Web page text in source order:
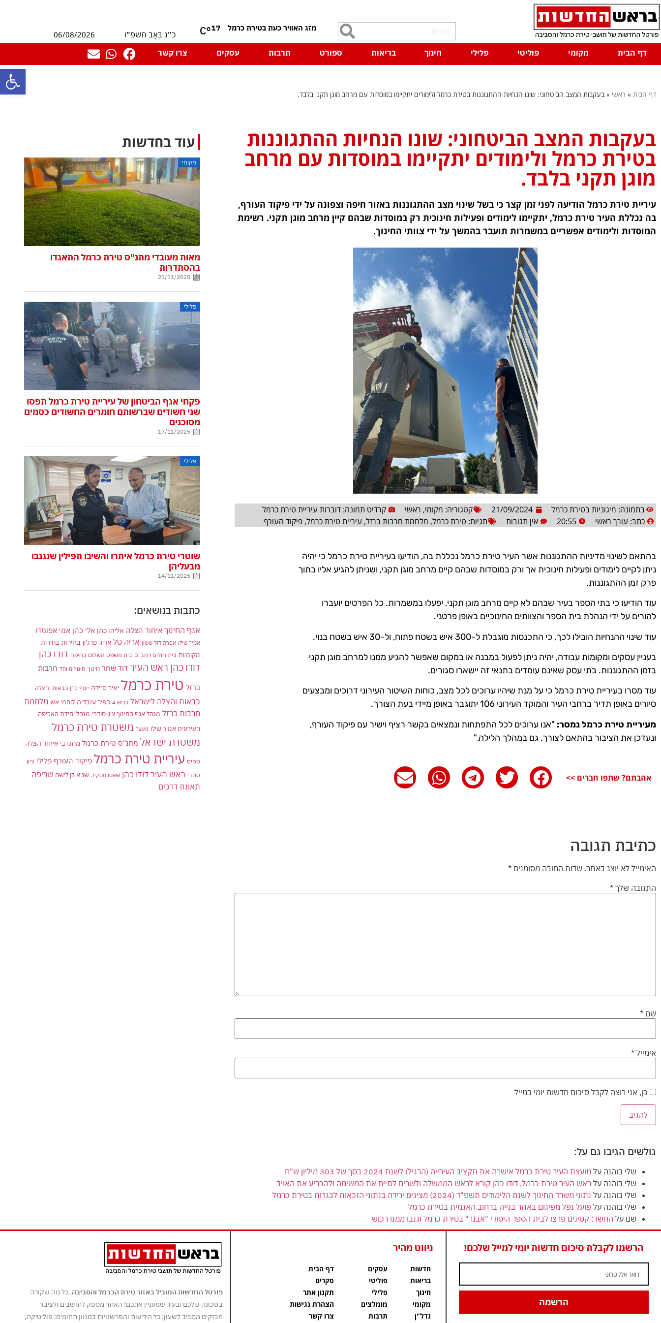
פתח
17
°C כ״ג בְּאָב תשפ״ו
06/08/2026
דף הבית
מקומי פוליטי פלילי חינוך בריאות ספורט תרבות עסקים צרו קשר
דף הבית » ראשי »בעקבות המצב הביטחוני: שונו הנחיות ההתגוננות בטירת כרמל ולימודים יתקיימו במוסדות עם מרחב מוגן תקני בלבד.
בעקבות המצב הביטחוני: שונו הנחיות ההתגוננות
בטירת כרמל ולימודים יתקיימו במוסדות עם מרחב
מוגן תקני בלבד.
עיריית טירת כרמל הודיעה לפני זמן קצר כי בשל שינוי מצב ההתגוננות באזור חיפה וצפונה על ידי פיקוד העורף,
בה נכללת העיר טירת כרמל, יתקיימו לימודים ופעילות חינוכית רק במוסדות שבהם קיין מרחב מוגן תקני. רשימת
המוסדות ולימודים אפשריים במשמרות תועבר בהמשך על ידי צוותי החינוך.
בתמונה: מיגוניות בטירת כרמל 21/09/2024 קטגוריה: מקומי, ראשי
קרדיט תמונה: דוברות עיריית טירת כרמל
כתב: עורך ראשי 20:55 אין תגובות תגיות: טירת כרמל, מלחמת חרבות ברזל, עיריית טירת כרמל, פיקוד העורף
בהתאם לשינוי מדיניות ההתגוננות אשר העיר טירת כרמל נכללת בה, הודיעו בעיריית טירת כרמל כי יהיה
ניתן לקיים לימודים ופעילות חינוכית אך ורק במוסדות שבהם קיים מרחב מוגן תקני, ושניתן להגיע אליו בתוך
פרק זמן ההתגוננות.
עוד הודיעו כי בתי הספר בעיר שבהם לא קיים מרחב מוגן תקני, יפעלו במשמרות. כל הפרטים יועברו
להורים על ידי הנהלת בית הספר והצוותים החינוכיים באופן פרטני.
עוד שינוי ההנחיות הובילו לכך, כי התכנסות מוגבלת ל-300 איש בשטח פתוח, ול-30 איש בשטח בנוי.
בעניין עסקים ומקומות עבודה, יהיה ניתן לפעול במבנה או במקום שאפשר להגיע ממנו למרחב מוגן תקני
בזמן ההתגוננות. בתי עסק שאינם עומדים בתנאי זה יישארו סגורים.
עוד מסרו בעיריית טירת כרמל כי על מנת שיהיו ערוכים לכל מצב, כוחות השיטור העירוני דרוכים ומבצעים
סיורים באופן תדיר ברחבי העיר והמוקד העירוני 106 יתוגבר באופן מיידי בעת הצורך.
מעיריית טירת כרמל נמסר: "אנו ערוכים לכל התפתחות ונמצאים בקשר רציף וישיר עם פיקוד העורף,
ונעדכן את הציבור בהתאם לצורך, גם במהלך הלילה."
אהבתם? שתפו חברים >>
כתיבת תגובה
האימייל לא יוצג באתר. שדות החובה מסומנים *
התגובה שלך *
שם *
אימייל *
כן, אני רוצה לקבל סיכום חדשות יומי במייל
גולשים הגיבו גם על:
שלי בוהנה על מועצת העיר טירת כרמל אישרה את תקציב העירייה (הרגיל) לשנת 2024 בסך של 303 מיליון ש"ח
שלי בוהנה על ראש העיר טירת כרמל, דודו כהן קורא לראש הממשלה ולשרים לסיים את המשימה ולהכריע את האויב
שלי בוהנה על נתוני משרד החינוך לשנת הלימודים תשפ"ד (2024) מציגים ירידה בנתוני הזכאות לבגרות בטירת כרמל
שלי בוהנה על פועל נפל מפיגום באתר בנייה ברחוב האגמית בטירת כרמל
שם על החשד: קטינים פרצו לבית הספר היסודי "אבנר" בטירת כרמל וגנבו ממנו רכוש
עוד בחדשות
מקומי
מאות מעובדי מתנ"ס טירת כרמל התאגדו
בהסתדרות
21/11/2025
פלילי
פקחי אגף הביטחון של עיריית טירת כרמל תפסו
שני חשודים שברשותם חומרים החשודים כסמים
מסוכנים
17/11/2025
פלילי
שוטרי טירת כרמל איתרו והשיבו תפילין שנגנבו
מבעליהן
14/11/2025
כתבות בנושאים:
אגף החינוך איחוד הצלה אליהו כהן אלי כהן אמי אפומדו
אמיר שילו אפרת דוד ששון אריה טל אריה פרג'ון בחירות בחירות
מקומיות בית חולים רמב"ם בית משפט השלום בחיפה דודו כהן
דודו כהן ראש העיר דוד שחר חינוך חינוך מיוחד חרבות
ברזל טירת כרמל יאיר סיידה יוסף כהן כבאות והצלה
כבאות והצלה לישראל כביש 4 כפיר עובדיה לוחמי אש מלחמת
חרבות ברזל מנהל אגף החינוך ציון סודרי מנהל יחידת האכיפה
העירונית אמיר שילו מעצר משטרת טירת כרמל
משטרת ישראל מתנ"ס טירת כרמל מתנדבי איחוד הצלה
סמים עיריית טירת כרמל פיקוד העורף פלילי ציון
סודרי ראש העיר דודו כהן שאטו מטקיה שגיא בן לישה שריפה
תאונת דרכים
הרשמו לקבלת סיכום חדשות יומי למייל שלכם!
הרשמה
ניווט מהיר
חדשות
בריאות
חינוך
מקומי
נדל"ן
עסקים
פוליטי
פלילי
מומלצים
תרבות
דף הבית
סקרים
תקנון אתר
הצהרת נגישות
צרו קשר
פורטל החדשות המוביל באזור טירת הכרמל והסביבה. כל מה שקורה
בשכונה שלכם ובעיר שמעניין אתכם! האתר מספק לתושבים ולציבור
מבזקים מסביב לשעון: כל הידיעות והפרשנויות במגוון תחומים: פוליטיקה,